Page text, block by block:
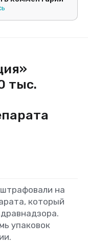
тыс.
на
который
упаковок